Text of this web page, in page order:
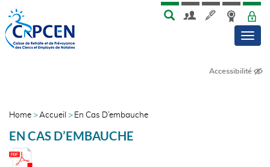
Skip
to
main
Aller
au
contenu
principal
MENU
Accessibilité
ÉTUDES
D'ARIANE
Home Accueil En Cas D’embauche
EN CAS D’EMBAUCHE